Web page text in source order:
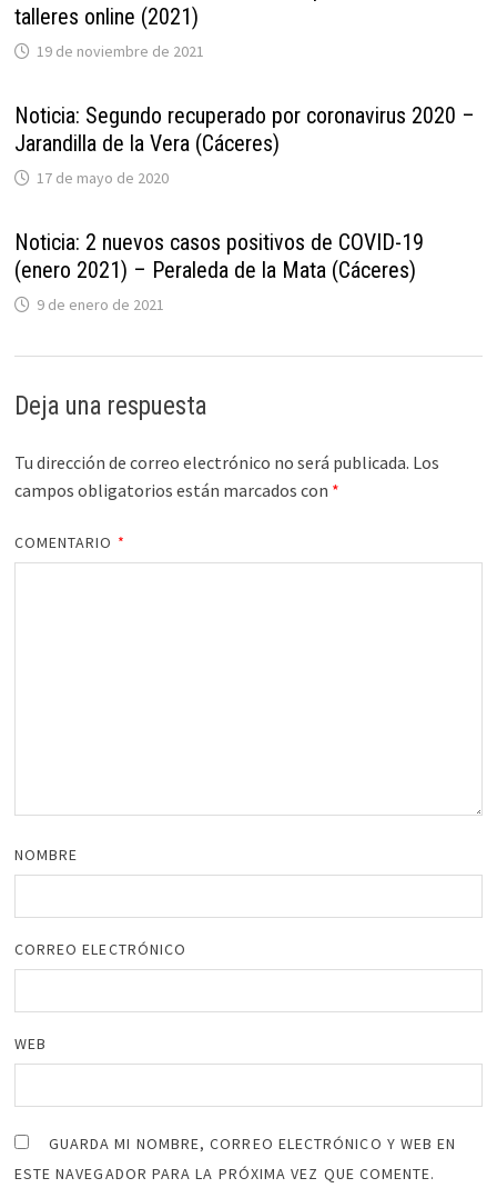
talleres online (2021)
19 de noviembre de 2021
Noticia: Segundo recuperado por coronavirus 2020 –
Jarandilla de la Vera (Cáceres)
17 de mayo de 2020
Noticia: 2 nuevos casos positivos de COVID-19
(enero 2021) – Peraleda de la Mata (Cáceres)
9 de enero de 2021
Deja una respuesta
Tu dirección de correo electrónico no será publicada. Los
campos obligatorios están marcados con *
COMENTARIO *
NOMBRE
CORREO ELECTRÓNICO
WEB
GUARDA MI NOMBRE, CORREO ELECTRÓNICO Y WEB EN
ESTE NAVEGADOR PARA LA PRÓXIMA VEZ QUE COMENTE.